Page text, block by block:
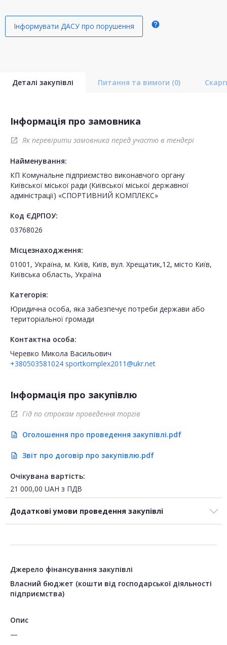
Інформувати ДАСУ про порушення help
Деталі закупівлі Питання та вимоги (0)
Інформація про замовника
open_in_new Як перевірити замовника перед участю в тендері
Найменування:
КП Комунальне підприємство виконавчого органу
Київської міської ради (Київської міської державної
адміністрації) «СПОРТИВНИЙ КОМПЛЕКС»
Код ЄДРПОУ:
03768026
Місцезнаходження:
01001, Україна, м. Київ, Київ, вул. Хрещатик,12, місто Київ,
Київська область, Україна
Категорія:
Юридична особа, яка забезпечує потреби держави або
територіальної громади
Контактна особа:
Черевко Микола Васильович
+380503581024 sportkomplex2011@ukr.net
Інформація про закупівлю
open_in_new Гід по строкам проведення торгів
description Оголошення про проведення закупівлі.pdf
description Звіт про договір про закупівлю.pdf
Очікувана вартість:
21 000,00 UAH з ПДВ
Додаткові умови проведення закупівлі
Джерело фінансування закупівлі
Власний бюджет (кошти від господарської діяльності
підприємства)
Опис
—